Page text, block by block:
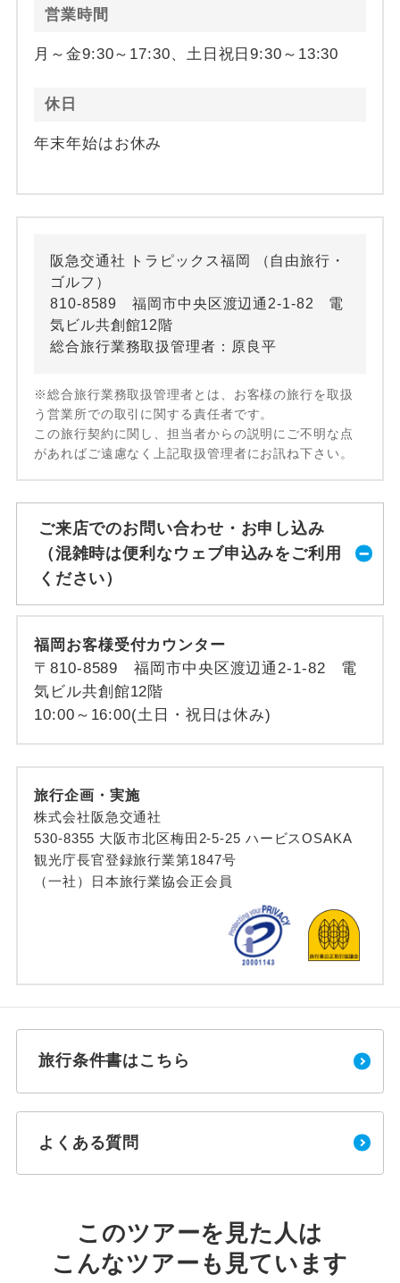
営業時間
月～金9:30～17:30、土日祝日9:30～13:30
休日
年末年始はお休み
阪急交通社 トラピックス福岡 （自由旅行・
ゴルフ）
810-8589 福岡市中央区渡辺通2-1-82 電
気ビル共創館12階
総合旅行業務取扱管理者：原良平
※総合旅行業務取扱管理者とは、お客様の旅行を取扱
う営業所での取引に関する責任者です。
この旅行契約に関し、担当者からの説明にご不明な点
があればご遠慮なく上記取扱管理者にお訊ね下さい。
ご来店でのお問い合わせ・お申し込み
（混雑時は便利なウェブ申込みをご利用
ください）
福岡お客様受付カウンター
〒810-8589 福岡市中央区渡辺通2-1-82 電
気ビル共創館12階
10:00～16:00(土日・祝日は休み)
旅行企画・実施
株式会社阪急交通社
530-8355 大阪市北区梅田2-5-25 ハービスOSAKA
観光庁長官登録旅行業第1847号
（一社）日本旅行業協会正会員
旅行条件書はこちら
よくある質問
このツアーを見た人は
こんなツアーも見ています